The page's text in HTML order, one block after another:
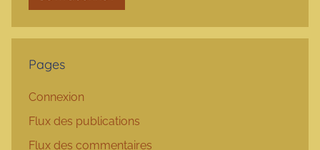
Pages
Connexion
Flux des publications
Flux des commentaires